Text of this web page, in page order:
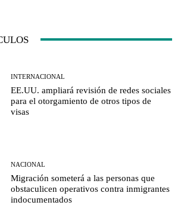
INTERNACIONAL
EE.UU. ampliará revisión de redes sociales
para el otorgamiento de otros tipos de
visas
NACIONAL
Migración someterá a las personas que
obstaculicen operativos contra inmigrantes
indocumentados